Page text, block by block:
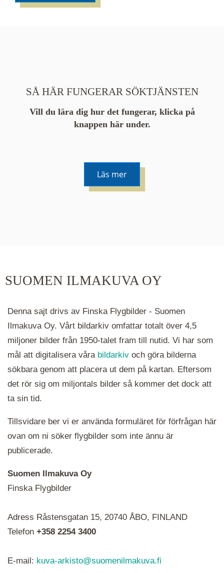
SÅ HÄR FUNGERAR SÖKTJÄNSTEN
Vill du lära dig hur det fungerar, klicka på
knappen här under.
Läs mer
hålla ned ctrl-tangenten och scrolla.
ikoner är det en serie i varje. Utplacerade bilder
syns som nålar istället.
SUOMEN ILMAKUVA OY
Denna sajt drivs av Finska Flygbilder - Suomen
Ilmakuva Oy. Vårt bildarkiv omfattar totalt över 4,5
miljoner bilder från 1950-talet fram till nutid. Vi har som
mål att digitalisera våra bildarkiv och göra bilderna
sökbara genom att placera ut dem på kartan. Eftersom
det rör sig om miljontals bilder så kommer det dock att
ta sin tid.
Tillsvidare ber vi er använda formuläret för förfrågan här
ovan om ni söker flygbilder som inte ännu är
publicerade.
Suomen Ilmakuva Oy
Finska Flygbilder
Adress Råstensgatan 15, 20740 ÅBO, FINLAND
Telefon +358 2254 3400
E-mail: kuva-arkisto@suomenilmakuva.fi